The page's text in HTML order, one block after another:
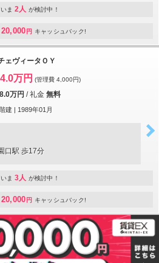
ま 2人 が検討中！
20,000 円 キャッシュバック!
ェヴィータＯＹ
4.0万円 (管理費 4,000円)
8.0万円 /礼金 無料
建 | 1989年01月
口駅 歩17分
ま 3人 が検討中！
20,000 円 キャッシュバック!